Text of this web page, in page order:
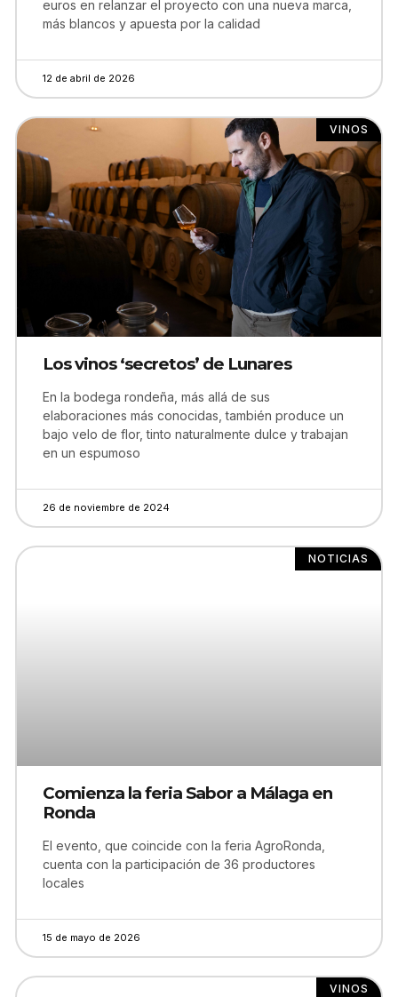
euros en relanzar el proyecto con una nueva marca,
más blancos y apuesta por la calidad
12 de abril de 2026
VINOS
Los vinos ‘secretos’ de Lunares
En la bodega rondeña, más allá de sus
elaboraciones más conocidas, también produce un
bajo velo de flor, tinto naturalmente dulce y trabajan
en un espumoso
26 de noviembre de 2024
NOTICIAS
Comienza la feria Sabor a Málaga en
Ronda
El evento, que coincide con la feria AgroRonda,
cuenta con la participación de 36 productores
locales
15 de mayo de 2026
VINOS